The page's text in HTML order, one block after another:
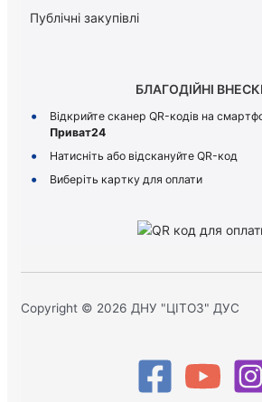
Публічні закупівлі
БЛАГОДІЙНІ
Відкрийте сканер QR-кодів на
Приват24
Натисніть або відскануйте QR-код
Виберіть картку для оплати
Copyright © 2026 ДНУ "ЦІТОЗ" ДУС